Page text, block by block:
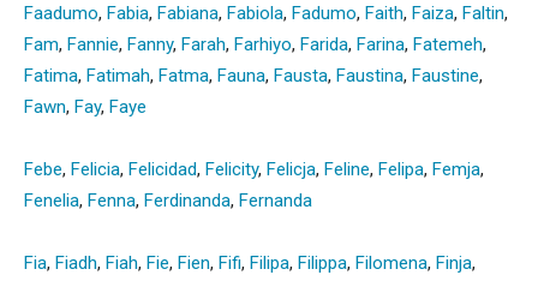
Faadumo, Fabia, Fabiana, Fabiola, Fadumo, Faith, Faiza, Faltin,
Fam, Fannie, Fanny, Farah, Farhiyo, Farida, Farina, Fatemeh,
Fatima, Fatimah, Fatma, Fauna, Fausta, Faustina, Faustine,
Fawn, Fay, Faye
Febe, Felicia, Felicidad, Felicity, Felicja, Feline, Felipa, Femja,
Fenelia, Fenna, Ferdinanda, Fernanda
Fia, Fiadh, Fiah, Fie, Fien, Fifi, Filipa, Filippa, Filomena, Finja,